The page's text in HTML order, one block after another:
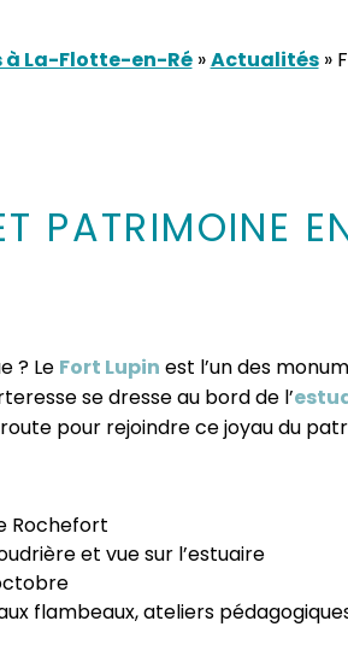
à La-Flotte-en-Ré»Actualités»
PATRIMOINE
? Le Fort Lupin est l’un des
se dresse au bord de l’
pour rejoindre ce joyau du
Rochefort
et vue sur l’estuaire
flambeaux, ateliers